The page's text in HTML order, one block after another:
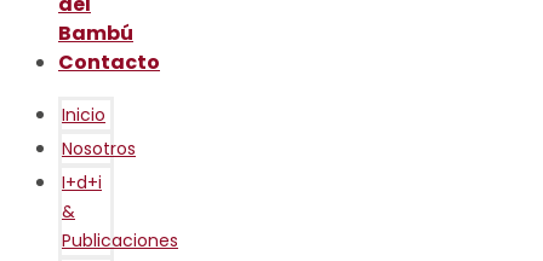
Bambú
Contacto
Inicio
Nosotros
I+d+i
&
Publicaciones